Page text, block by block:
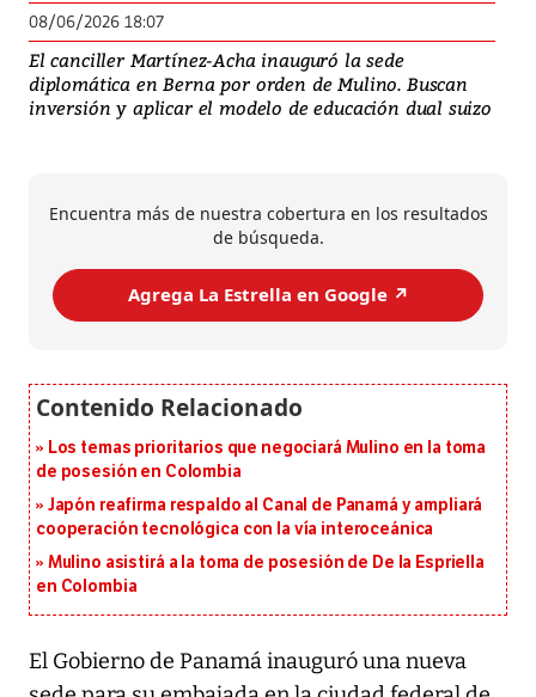
08/06/2026 18:07
El canciller Martínez-Acha inauguró la sede
diplomática en Berna por orden de Mulino. Buscan
inversión y aplicar el modelo de educación dual suizo
Encuentra más de nuestra cobertura en los resultados
de búsqueda.
Agrega La Estrella en Google ↗️
Los temas prioritarios que negociará Mulino en la toma
de posesión en Colombia
Japón reafirma respaldo al Canal de Panamá y ampliará
cooperación tecnológica con la vía interoceánica
Mulino asistirá a la toma de posesión de De la Espriella
en Colombia
El Gobierno de Panamá inauguró una nueva